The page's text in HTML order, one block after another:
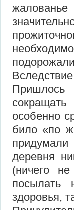
Пришлось
особенно
било «по
деревня
(ничего
посылать
здоровья,